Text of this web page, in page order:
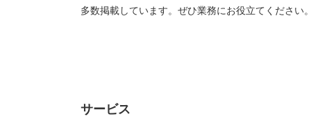
多数掲載しています。ぜひ業務にお役立てください
サービス